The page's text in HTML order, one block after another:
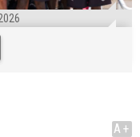
A+